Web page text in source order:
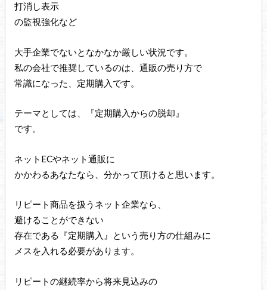
打消し表示
の監視強化など
大手企業でないとなかなか厳しい状況です。
私の会社で推奨しているのは、通販の売り方で
常識になった、定期購入です。
テーマとしては、『定期購入からの脱却』
です。
ネットECやネット通販に
かかわるあなたなら、分かって頂けると思います。
リピート商品を扱うネット企業なら、
避けることができない
存在である『定期購入』という売り方の仕組みに
メスを入れる必要があります。
リピートの継続率から将来見込みの